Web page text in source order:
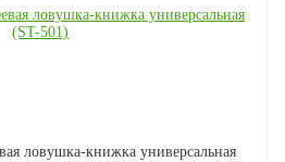
ловушка-книжка универсальная